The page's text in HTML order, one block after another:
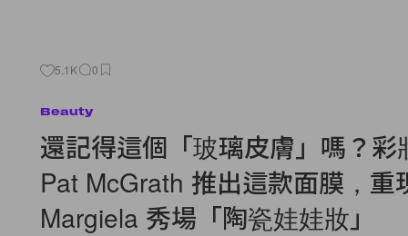
5.1K 0
Beauty
還記得這個「玻璃皮膚」嗎？彩
Pat McGrath 推出這款面膜，重
Margiela 秀場「陶瓷娃娃妝」